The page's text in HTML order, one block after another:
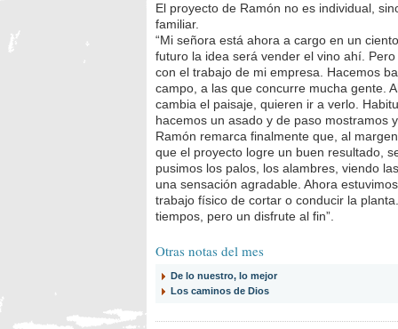
El proyecto de Ramón no es individual,
familiar.
“Mi señora está ahora a cargo en un
futuro la idea será vender el vino ahí.
con el trabajo de mi empresa. Hacemos
campo, a las que concurre mucha gente.
cambia el paisaje, quieren ir a verlo.
hacemos un asado y de paso mostramos
Ramón remarca finalmente que, al
que el proyecto logre un buen resultado,
pusimos los palos, los alambres, viendo
una sensación agradable. Ahora
trabajo físico de cortar o conducir la
tiempos, pero un disfrute al fin”.
Otras notas del mes
De lo nuestro, lo mejor
Los caminos de Dios